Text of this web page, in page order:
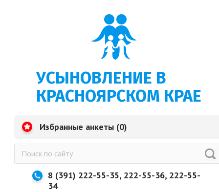
УСЫНОВЛЕНИЕ В
КРАСНОЯРСКОМ КРАЕ
Избранные анкеты (0)
8 (391) 222-55-35, 222-55-36, 222-55-
34